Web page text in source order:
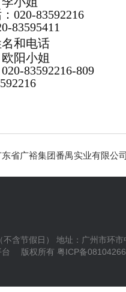
020-83592216
83595411
和电话
阳小姐
83592216-809
东省广裕集团番禺实业有限
含节假日） 地址：广州市环
台 版权所有 粤ICP备